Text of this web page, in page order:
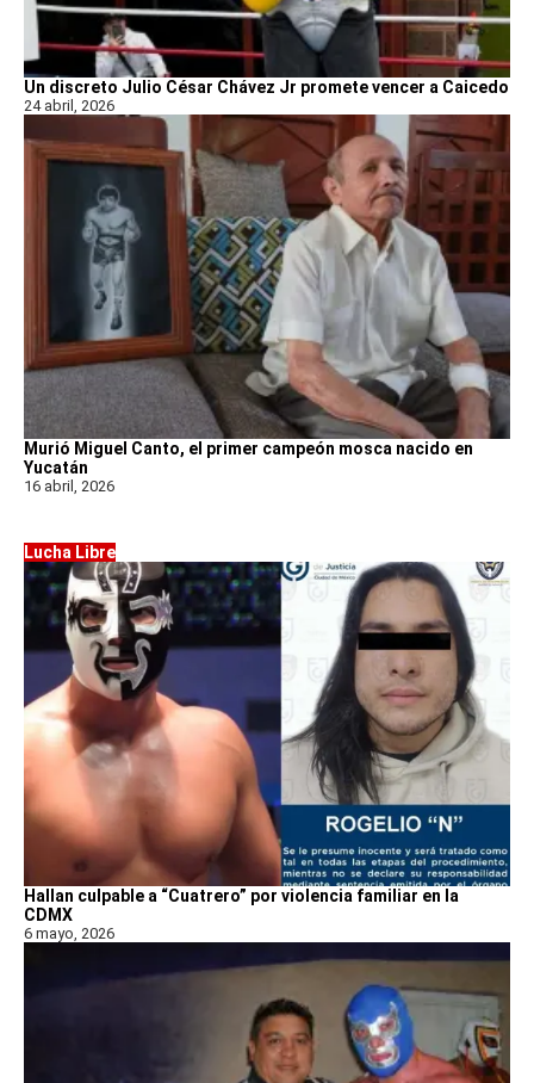
Un discreto Julio César Chávez Jr promete vencer a Caicedo
24 abril, 2026
Murió Miguel Canto, el primer campeón mosca nacido en
Yucatán
16 abril, 2026
Lucha Libre
Hallan culpable a “Cuatrero” por violencia familiar en la
CDMX
6 mayo, 2026